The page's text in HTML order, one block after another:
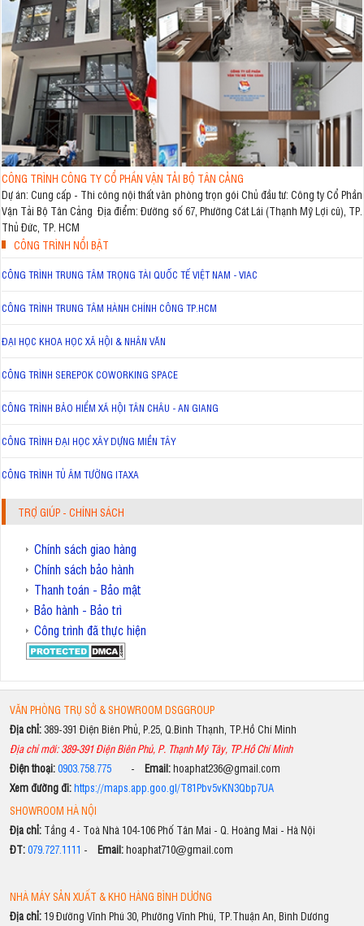
CÔNG TRÌNH CÔNG TY CỔ PHẦN VẬN TẢI BỘ TÂN CẢNG
Dự án: Cung cấp - Thi công nội thất văn phòng trọn gói Chủ đầu tư: Công ty Cổ Phần
Vận Tải Bộ Tân Cảng Địa điểm: Đường số 67, Phường Cát Lái (Thạnh Mỹ Lợi cũ), TP.
Thủ Đức, TP. HCM
CÔNG TRÌNH NỔI BẬT
CÔNG TRÌNH TRUNG TÂM TRỌNG TÀI QUỐC TẾ VIỆT NAM - VIAC
CÔNG TRÌNH TRUNG TÂM HÀNH CHÍNH CÔNG TP.HCM
ĐẠI HỌC KHOA HỌC XÃ HỘI & NHÂN VĂN
CÔNG TRÌNH SEREPOK COWORKING SPACE
CÔNG TRÌNH BẢO HIỂM XÃ HỘI TÂN CHÂU - AN GIANG
CÔNG TRÌNH ĐẠI HỌC XÂY DỰNG MIỀN TÂY
CÔNG TRÌNH TỦ ÂM TƯỜNG ITAXA
TRỢ GIÚP - CHÍNH SÁCH
Chính sách giao hàng
Chính sách bảo hành
Thanh toán - Bảo mật
Bảo hành - Bảo trì
Công trình đã thực hiện
VĂN PHÒNG TRỤ SỞ & SHOWROOM DSGGROUP
Địa chỉ: 389-391 Điện Biên Phủ, P.25, Q.Bình Thạnh, TP.Hồ Chí Minh
Địa chỉ mới: 389-391 Điện Biên Phủ, P. Thạnh Mỹ Tây, TP.Hồ Chí Minh
Điện thoại:0903.758.775- Email:hoaphat236@gmail.com
Xem đường đi:https://maps.app.goo.gl/T81Pbv5vKN3Qbp7UA
SHOWROOM HÀ NỘI
Địa chỉ:Tầng 4 - Toà Nhà 104-106 Phố Tân Mai - Q. Hoàng Mai - Hà Nội
ĐT:079.727.1111 - Email:hoaphat710@gmail.com
NHÀ MÁY SẢN XUẤT & KHO HÀNG BÌNH DƯƠNG
Địa chỉ:19 Đường Vĩnh Phú 30, Phường Vĩnh Phú, TP.Thuận An, Bình Dương